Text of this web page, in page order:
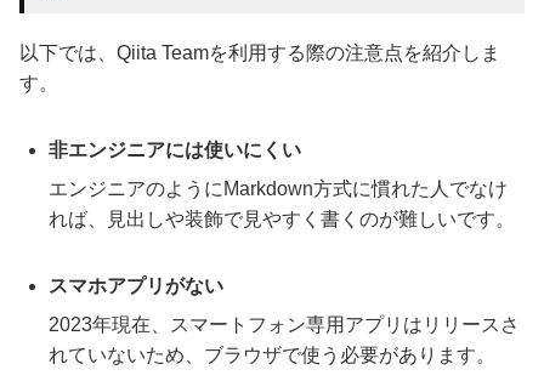
以下では、Qiita Teamを利用する際の注意点を紹介しま
す。
非エンジニアには使いにくい
エンジニアのようにMarkdown方式に慣れた人でなけ
れば、見出しや装飾で見やすく書くのが難しいです。
スマホアプリがない
2023年現在、スマートフォン専用アプリはリリースさ
れていないため、ブラウザで使う必要があります。